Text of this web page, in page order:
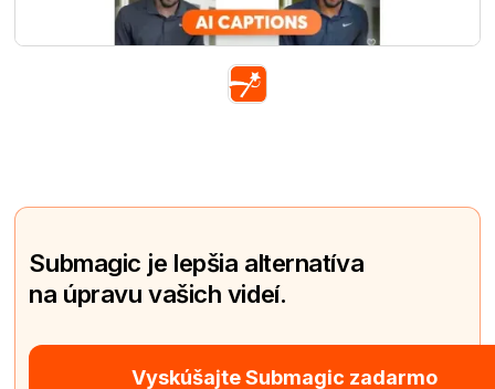
Submagic je lepšia alternatíva
na úpravu vašich videí.
Vyskúšajte Submagic zadarmo